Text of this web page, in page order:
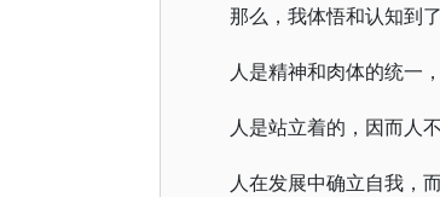
那么，我体悟和认知到
人是精神和肉体的统一
人是站立着的，因而人
人在发展中确立自我，